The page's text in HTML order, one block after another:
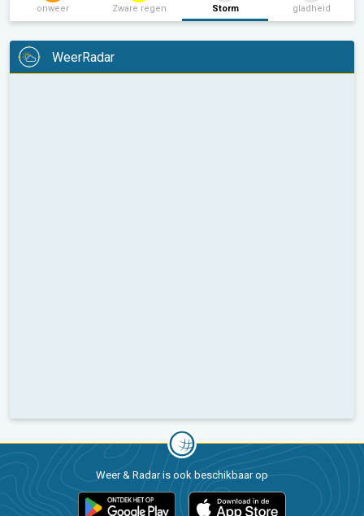
onweer Zware regen Storm gladheid
WeerRadar
Weer & Radar is ook beschikbaar op